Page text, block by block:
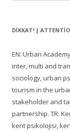
DIKKAT! |
EN: Urban
inter, multi and
sociology, urban
tourism in the
stakeholder and
partnership. TR:
kent psikolojisi,